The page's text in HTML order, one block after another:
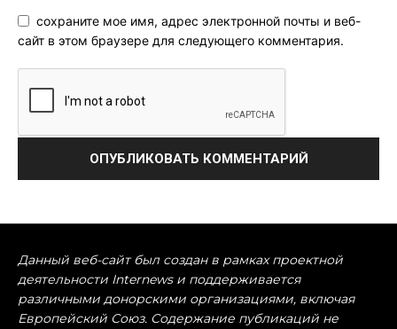
сохраните мое имя, адрес электронной почты и веб-
сайт в этом браузере для следующего комментария.
Данный веб-сайт был создан в рамках проектной
деятельности Internews и поддерживается
различными донорскими организациями, включая
Европейский Союз. Содержание публикаций не